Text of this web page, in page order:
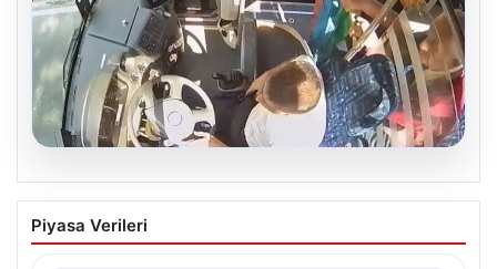
Otobüste Rahatsızlanan Yolcuyu Şoför
Hızla Hastaneye Yönlendirdi
Piyasa Verileri